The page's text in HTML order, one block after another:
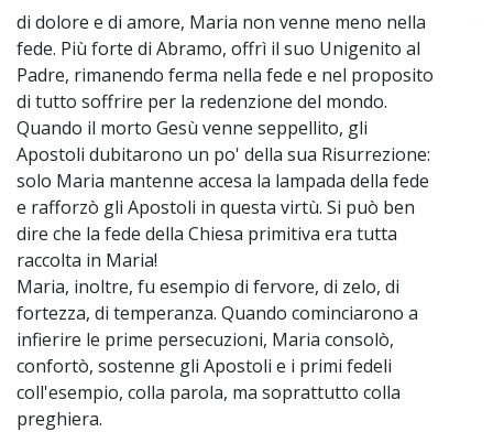
di dolore e di amore, Maria non venne meno nella
fede. Più forte di Abramo, offrì il suo Unigenito al
Padre, rimanendo ferma nella fede e nel proposito
di tutto soffrire per la redenzione del mondo.
Quando il morto Gesù venne seppellito, gli
Apostoli dubitarono un po' della sua Risurrezione:
solo Maria mantenne accesa la lampada della fede
e rafforzò gli Apostoli in questa virtù. Si può ben
dire che la fede della Chiesa primitiva era tutta
raccolta in Maria!
Maria, inoltre, fu esempio di fervore, di zelo, di
fortezza, di temperanza. Quando cominciarono a
infierire le prime persecuzioni, Maria consolò,
confortò, sostenne gli Apostoli e i primi fedeli
coll'esempio, colla parola, ma soprattutto colla
preghiera.